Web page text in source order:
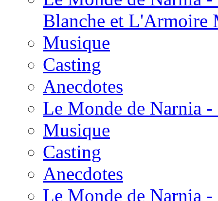
Blanche et L'Armoire
Musique
Casting
Anecdotes
Le Monde de Narnia
Musique
Casting
Anecdotes
Le Monde de Narnia